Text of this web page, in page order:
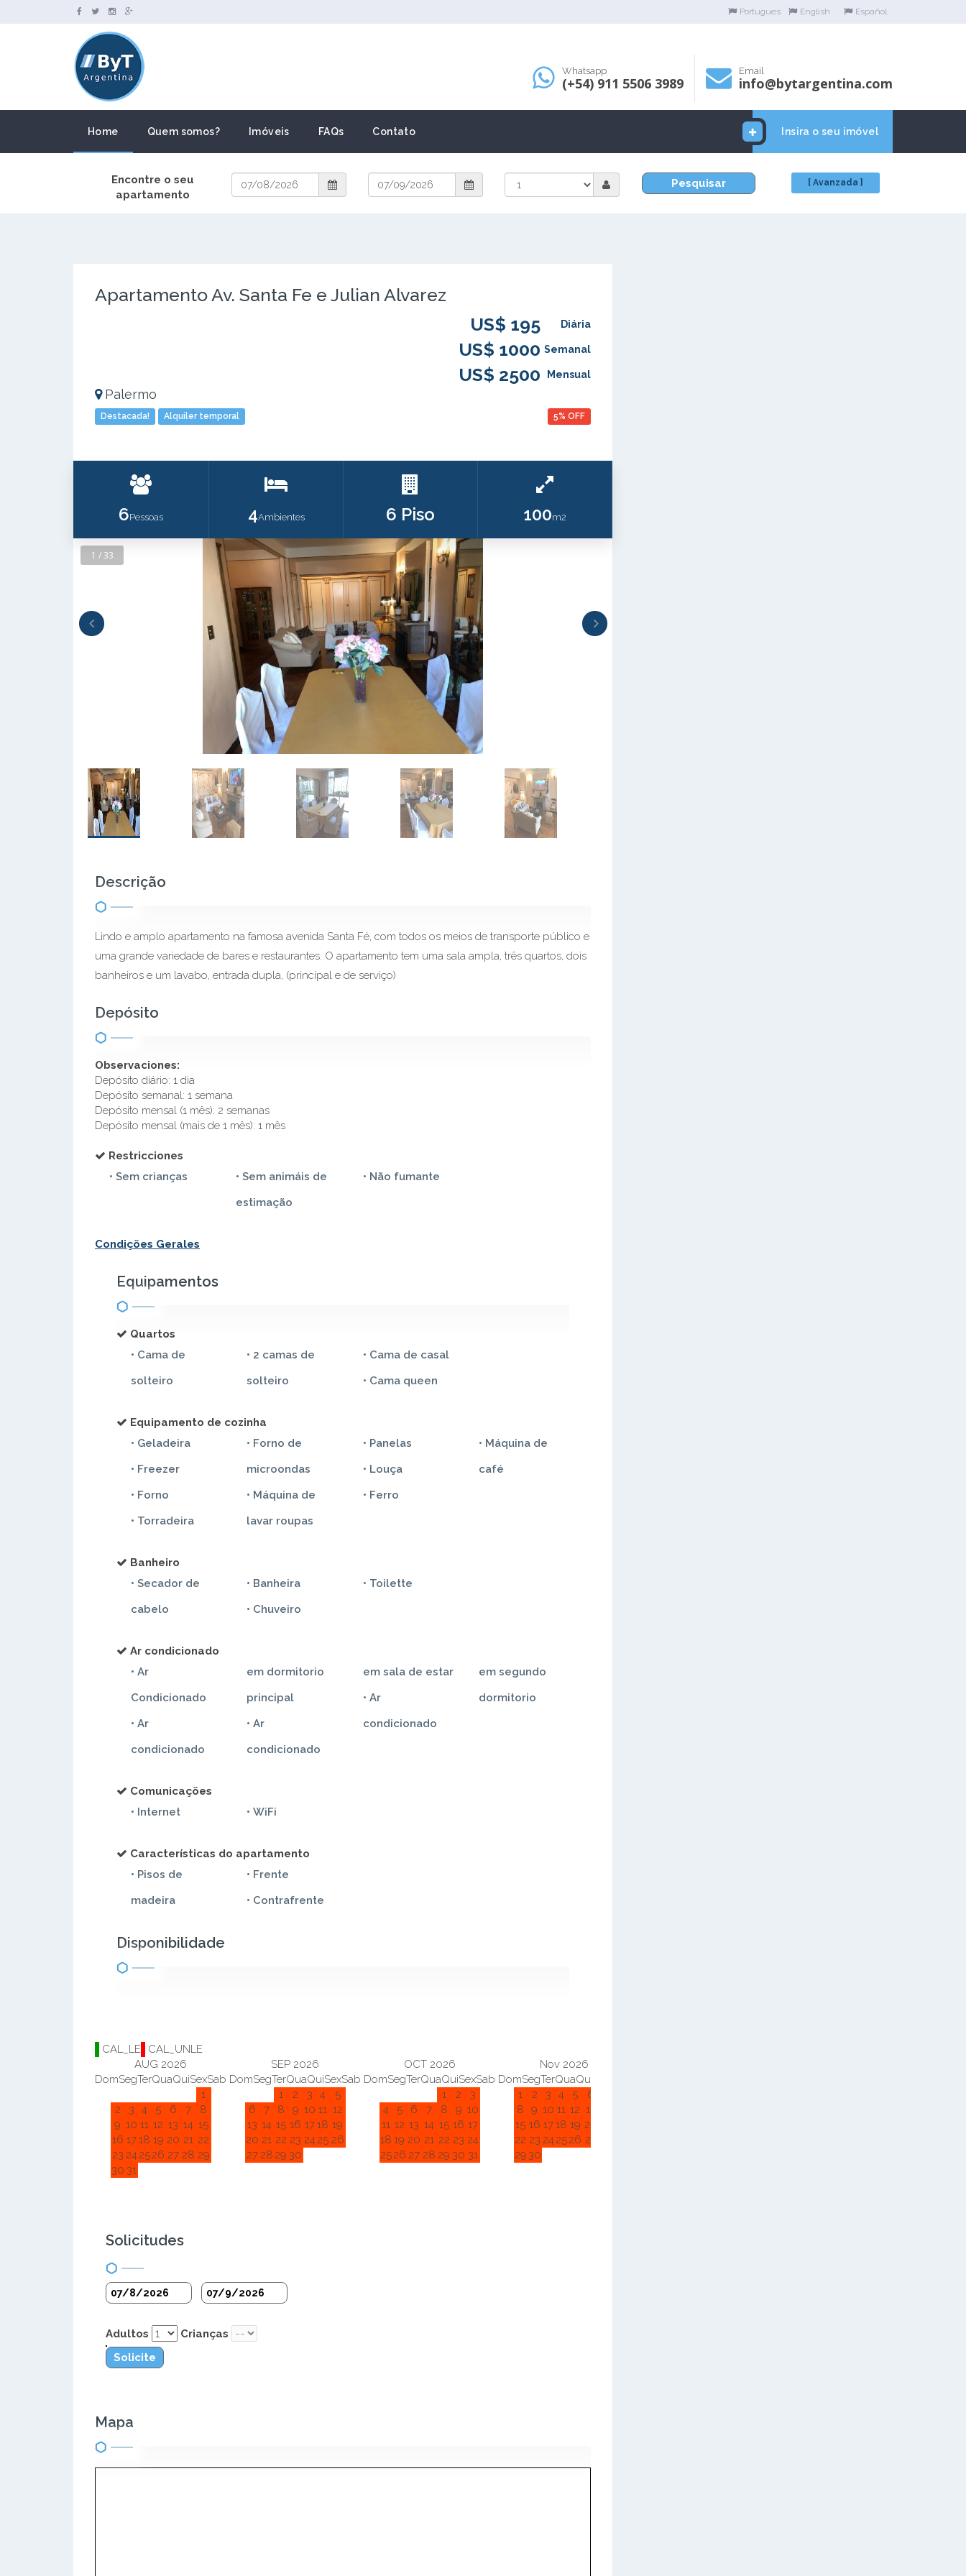
Portugues English Español
Whatsapp
(+54) 911 5506 3989
Email
info@bytargentina.com
Insira o seu imóvel
Home Quem somos? Imóveis FAQs Contato
Encontre o seu
apartamento
Pesquisar [ Avanzada ]
Apartamento Av. Santa Fe e Julian Alvarez
US$ 195
Diária
US$ 1000 Semanal
US$ 2500 Mensual
Palermo
Destacada! Alquiler temporal 5% OFF
6Pessoas 4Ambientes 6 Piso 100m2
1 / 33
Descrição
Lindo e amplo apartamento na famosa avenida Santa Fé, com todos os meios de transporte público e
uma grande variedade de bares e restaurantes. O apartamento tem uma sala ampla, três quartos, dois
banheiros e um lavabo, entrada dupla, (principal e de serviço)
Depósito
Observaciones:
Depósito diário: 1 dia
Depósito semanal: 1 semana
Depósito mensal (1 mês): 2 semanas
Depósito mensal (mais de 1 mês): 1 mês
Restricciones
• Sem crianças
• Sem animáis de
estimação
• Não fumante
Condições Gerales
Equipamentos
Quartos
• Cama de
solteiro
• 2 camas de
solteiro
• Cama de casal
• Cama queen
Equipamento de cozinha
• Geladeira
• Freezer
• Forno
• Torradeira
• Forno de
microondas
• Máquina de
lavar roupas
• Panelas
• Louça
• Ferro
• Máquina de
café
Banheiro
• Secador de
cabelo
• Banheira
• Chuveiro
• Toilette
Ar condicionado
• Ar
Condicionado
• Ar
condicionado
em dormitorio
principal
• Ar
condicionado
em sala de estar
• Ar
condicionado
em segundo
dormitorio
Comunicações
• Internet
• WiFi
Características do apartamento
• Pisos de
madeira
• Frente
• Contrafrente
Disponibilidade
CAL_LE
CAL_UNLE
AUG 2026
DomSegTerQuaQuiSexSab
1
2
3 4 5 6 7
8
9 10 11 12 13 14 15
16 1718 19 20 21 22
23 242526 27 28 29
30 31
SEP 2026
DomSegTerQuaQuiSexSab
1
2 3 4
5
6
7 8 9 10 11 12
13 14 15 16 1718 19
20 21 22 23 2425 26
27 28 29 30
OCT 2026
DomSegTerQuaQuiSexSab
1
2
3
4
5 6 7 8 9 10
11 12 13 14 15 16 17
18 19 20 21 22 23 24
2526 27 28 29 30 31
Nov 2026
DomSegTerQuaQui
1
2 3 4 5 6
8
9 10 11 12 13
15 16 1718 19 20
22 23 242526 27
29 30
Solicitudes
Adultos
Crianças
Solicite
Mapa